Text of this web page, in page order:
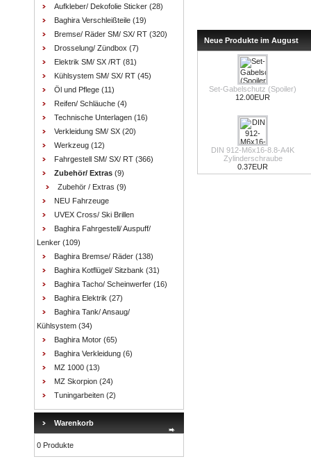
Aufkleber/ Dekofolie Sticker (28)
Baghira Verschleißteile (19)
Bremse/ Räder SM/ SX/ RT (320)
Drosselung/ Zündbox (7)
Elektrik SM/ SX /RT (81)
Kühlsystem SM/ SX/ RT (45)
Öl und Pflege (11)
Reifen/ Schläuche (4)
Technische Unterlagen (16)
Verkleidung SM/ SX (20)
Werkzeug (12)
Fahrgestell SM/ SX/ RT (366)
Zubehör/ Extras (9)
Zubehör / Extras (9)
NEU Fahrzeuge
UVEX Cross/ Ski Brillen
Baghira Fahrgestell/ Auspuff/
Lenker (109)
Baghira Bremse/ Räder (138)
Baghira Kotflügel/ Sitzbank (31)
Baghira Tacho/ Scheinwerfer (16)
Baghira Elektrik (27)
Baghira Tank/ Ansaug/
Kühlsystem (34)
Baghira Motor (65)
Baghira Verkleidung (6)
MZ 1000 (13)
MZ Skorpion (24)
Tuningarbeiten (2)
Warenkorb
0 Produkte
Neue Produkte im August
Set-Gabelschutz (Spoiler)
12.00EUR
DIN 912-M6x16-8.8-A4K
Zylinderschraube
0.37EUR